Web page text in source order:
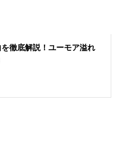
徹底解説！ユーモア溢れ